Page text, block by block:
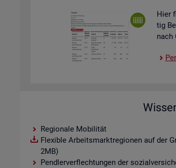
Hier
tig
nach
Regionale Mobilität
Flexible Arbeitsmarktregionen auf der
2MB)
Pendlerverflechtungen der